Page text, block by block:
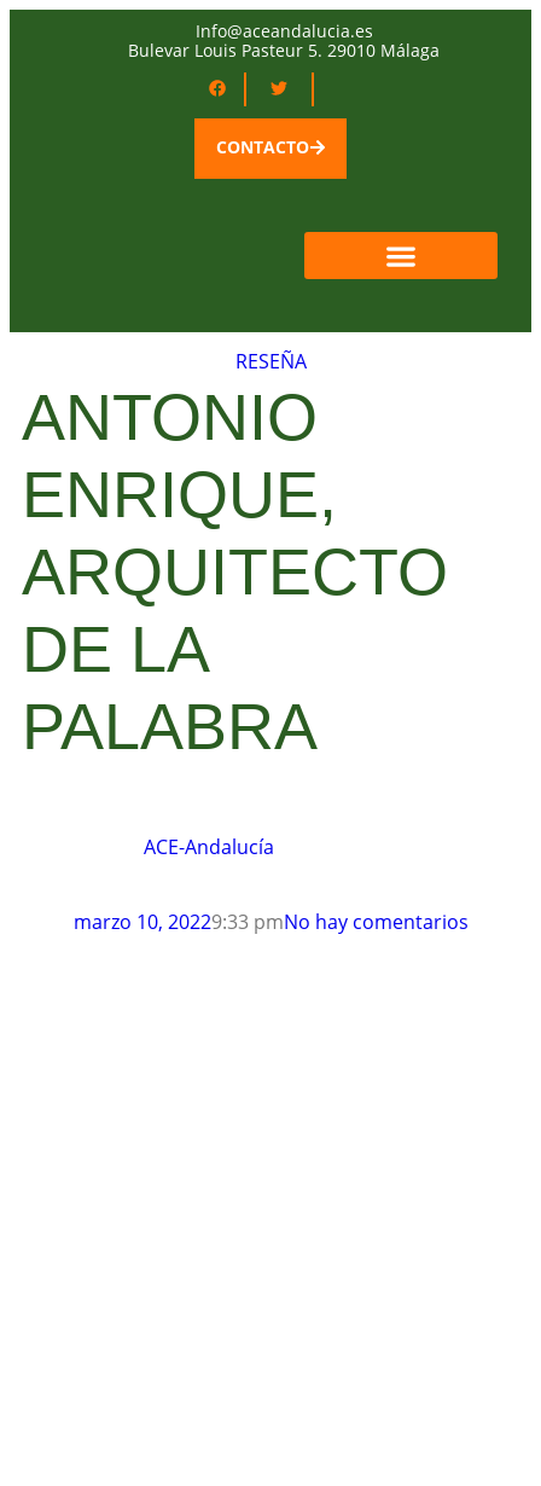
Info@aceandalucia.es
Bulevar Louis Pasteur 5. 29010 Málaga
CONTACTO
RESEÑA
ANTONIO
ENRIQUE,
ARQUITECTO
DE LA
PALABRA
ACE-Andalucía
marzo 10, 20229:33 pmNo hay comentarios